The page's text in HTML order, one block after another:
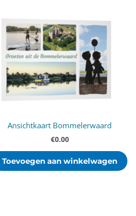
Ansichtkaart Bommelerwaard
€0.00
Toevoegen aan winkelwagen